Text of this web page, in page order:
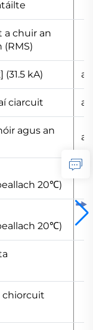
a chuir an
kA)
ciarcuit
agus an
20℃)
20℃)
chiorcuit